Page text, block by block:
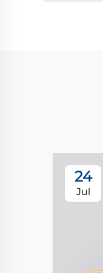
24
Jul